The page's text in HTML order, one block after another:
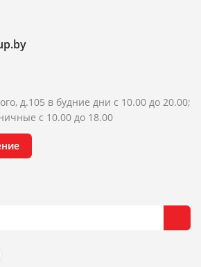
д.105 в будние дни с 10.00 до 20.00;
с 10.00 до 18.00